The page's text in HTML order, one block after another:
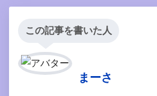
この記事を書いた人
まーさ